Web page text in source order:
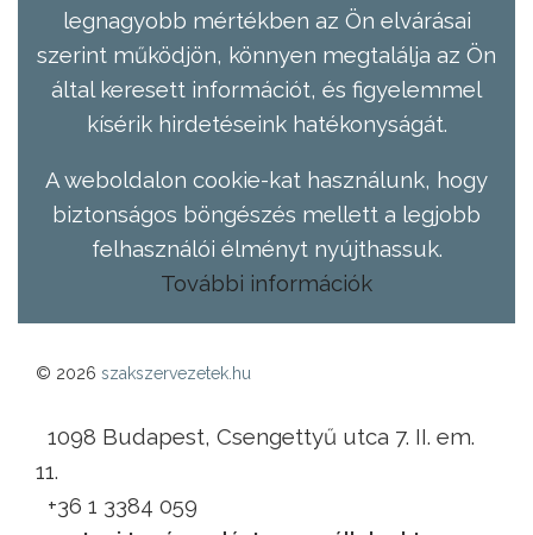
legnagyobb mértékben az Ön elvárásai
szerint működjön, könnyen megtalálja az Ön
által keresett információt, és figyelemmel
kísérik hirdetéseink hatékonyságát.
A weboldalon cookie-kat használunk, hogy
biztonságos böngészés mellett a legjobb
felhasználói élményt nyújthassuk.
További információk
© 2026 szakszervezetek.hu
1098 Budapest, Csengettyű utca 7. II. em.
11.
+36 1 3384 059